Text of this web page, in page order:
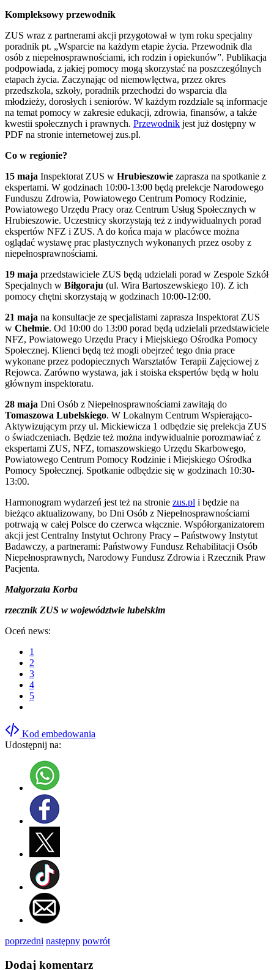
Kompleksowy przewodnik
ZUS wraz z partnerami akcji przygotował w tym roku specjalny
poradnik pt. „Wsparcie na każdym etapie życia. Przewodnik dla
osób z niepełnosprawnościami, ich rodzin i opiekunów”. Publikacja
podpowiada, z jakiej pomocy mogą skorzystać na poszczególnych
etapach życia. Zaczynając od niemowlęctwa, przez okres
przedszkola, szkoły, poradnik przechodzi do wsparcia dla
młodzieży, dorosłych i seniorów. W każdym rozdziale są informacje
na temat pomocy w zakresie edukacji, zdrowia, finansów, a także
kwestii społecznych i prawnych. Przewodnik jest już dostępny w
PDF na stronie internetowej zus.pl.
Co w regionie?
15 maja Inspektorat ZUS w Hrubieszowie zaprasza na spotkanie z
ekspertami. W godzinach 10:00-13:00 będą prelekcje Narodowego
Funduszu Zdrowia, Powiatowego Centrum Pomocy Rodzinie,
Powiatowego Urzędu Pracy oraz Centrum Usług Społecznych w
Hrubieszowie. Uczestnicy skorzystają też z indywidualnych porad
ekspertów NFZ i ZUS. A do końca maja w placówce można
oglądać wystawę prac plastycznych wykonanych przez osoby z
niepełnosprawnościami.
19 maja przedstawiciele ZUS będą udzielali porad w Zespole Szkół
Specjalnych w Biłgoraju (ul. Wira Bartoszewskiego 10). Z ich
pomocy chętni skorzystają w godzinach 10:00-12:00.
21 maja na konsultacje ze specjalistami zaprasza Inspektorat ZUS
w Chełmie. Od 10:00 do 13:00 porad będą udzielali przedstawiciele
NFZ, Powiatowego Urzędu Pracy i Miejskiego Ośrodka Pomocy
Społecznej. Klienci będą też mogli obejrzeć tego dnia prace
wykonane przez podopiecznych Warsztatów Terapii Zajęciowej z
Rejowca. Zarówno wystawa, jak i stoiska ekspertów będą w holu
głównym inspektoratu.
28 maja Dni Osób z Niepełnosprawnościami zawitają do
Tomaszowa Lubelskiego. W Lokalnym Centrum Wspierająco-
Aktywizującym przy ul. Mickiewicza 1 odbędzie się prelekcja ZUS
o świadczeniach. Będzie też można indywidualnie porozmawiać z
ekspertami ZUS, NFZ, tomaszowskiego Urzędu Skarbowego,
Powiatowego Centrum Pomocy Rodzinie i Miejskiego Ośrodka
Pomocy Społecznej. Spotkanie odbędzie się w godzinach 10:30-
13:00.
Harmonogram wydarzeń jest też na stronie zus.pl i będzie na
bieżąco aktualizowany, bo Dni Osób z Niepełnosprawnościami
potrwają w całej Polsce do czerwca włącznie. Współorganizatorem
akcji jest Centralny Instytut Ochrony Pracy – Państwowy Instytut
Badawczy, a partnerami: Państwowy Fundusz Rehabilitacji Osób
Niepełnosprawnych, Narodowy Fundusz Zdrowia i Rzecznik Praw
Pacjenta.
Małgorzata Korba
rzecznik ZUS w województwie lubelskim
Oceń news:
1
2
3
4
5
Kod embedowania
Udostępnij na:
poprzedni następny powrót
Dodaj komentarz